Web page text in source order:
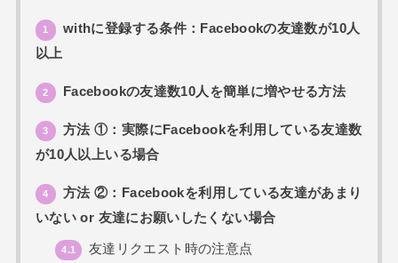
1
withに登録する条件：Facebookの友達数が10人
以上
2 Facebookの友達数10人を簡単に増やせる方法
3
方法 ①：実際にFacebookを利用している友達数
が10人以上いる場合
4
方法 ②：Facebookを利用している友達があまり
いない or 友達にお願いしたくない場合
4.1 友達リクエスト時の注意点